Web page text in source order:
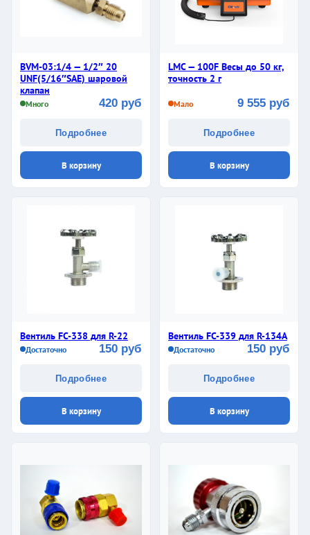
BVM-03:1/4 — 1/2″ 20
UNF(5/16″SAE) шаровой
клапан
Много 420 руб
Подробнее
В корзину
LMC — 100F Весы до 50 кг,
точность 2 г
Мало 9 555 руб
Подробнее
В корзину
Вентиль FC-338 для R-22
Достаточно 150 руб
Подробнее
В корзину
Вентиль FC-339 для R-134A
Достаточно 150 руб
Подробнее
В корзину